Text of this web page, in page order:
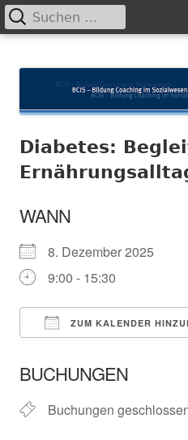
zum
Primäres
Suchen
nach:
Diabetes:
WANN
8. Dezember 2025
9:00 - 15:30
ZUM KALENDER
BUCHUNGEN
Buchungen